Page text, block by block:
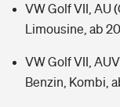
VW Golf VII, AU
Limousine, ab
VW Golf VII,
Benzin, Kombi,